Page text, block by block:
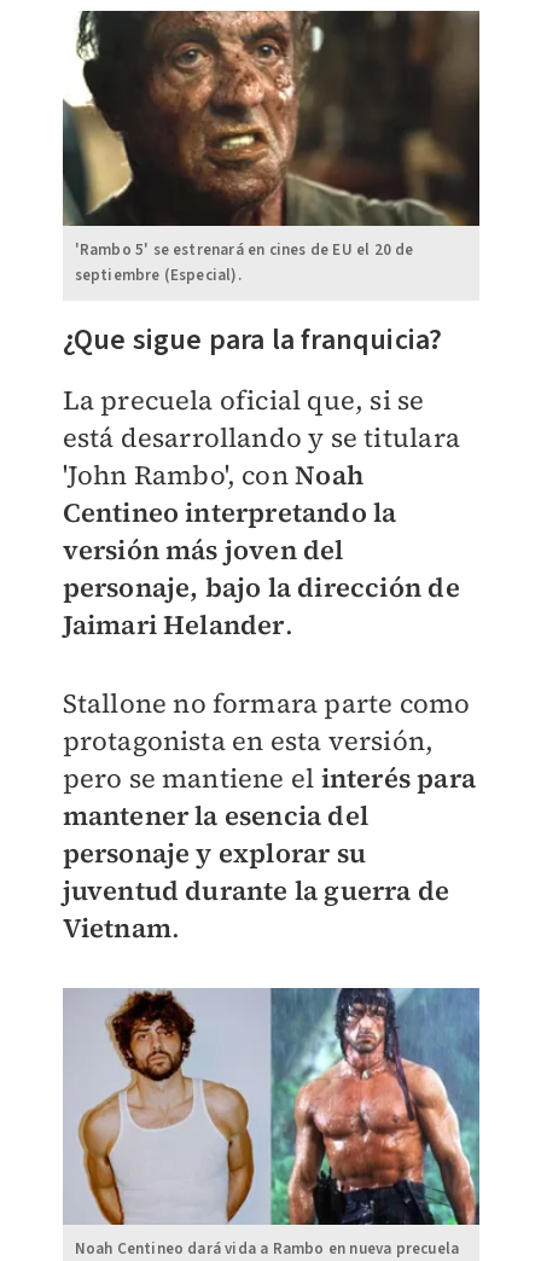
'Rambo 5' se estrenará en cines de EU el 20 de
septiembre (Especial).
​¿Que sigue para la franquicia?
La precuela oficial que, si se
está desarrollando y se titulara
'John Rambo', conNoah
Centineo interpretando la
versión más joven del
personaje, bajo la dirección de
Jaimari Helander.
Stallone no formara parte como
protagonista en esta versión,
pero se mantiene el interés para
mantener la esencia del
personaje y explorar su
juventud durante la guerra de
Vietnam.
Noah Centineo dará vida a Rambo en nueva precuela